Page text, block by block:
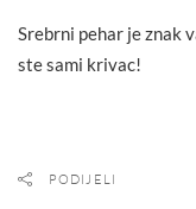
Srebrni pehar je znak
ste sami krivac!
PODIJELI